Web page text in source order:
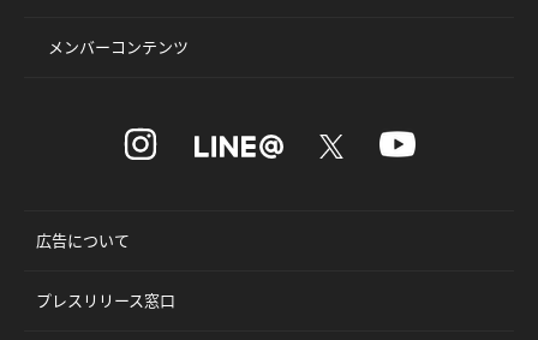
メンバーコンテンツ
広告について
プレスリリース窓口